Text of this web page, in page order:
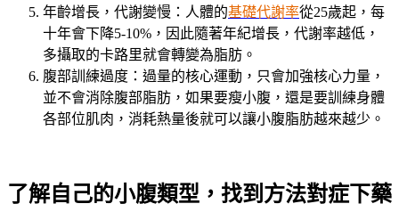
年齡增長，代謝變慢：人體的基礎代謝率從25歲起，每
十年會下降5-10%，因此隨著年紀增長，代謝率越低，
多攝取的卡路里就會轉變為脂肪。
腹部訓練過度：過量的核心運動，只會加強核心力量，
並不會消除腹部脂肪，如果要瘦小腹，還是要訓練身體
各部位肌肉，消耗熱量後就可以讓小腹脂肪越來越少。
了解自己的小腹類型，找到方法對症下藥